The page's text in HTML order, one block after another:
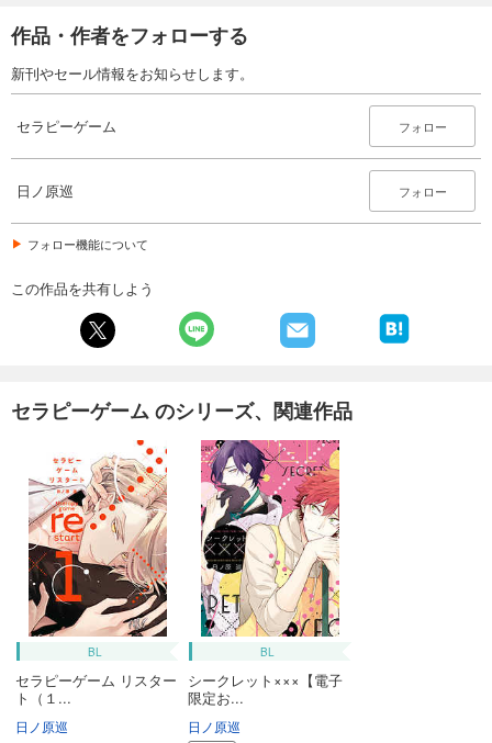
作品・作者をフォローする
新刊やセール情報をお知らせします。
セラピーゲーム フォロー
日ノ原巡 フォロー
フォロー機能について
この作品を共有しよう
セラピーゲーム のシリーズ、関連作品
BL
セラピーゲーム リスター
ト（１...
日ノ原巡
BL
シークレット×××【電子
限定お...
日ノ原巡